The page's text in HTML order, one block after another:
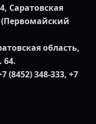
Саратовская
(Первомайский
область,
64.
(8452) 348-333, +7